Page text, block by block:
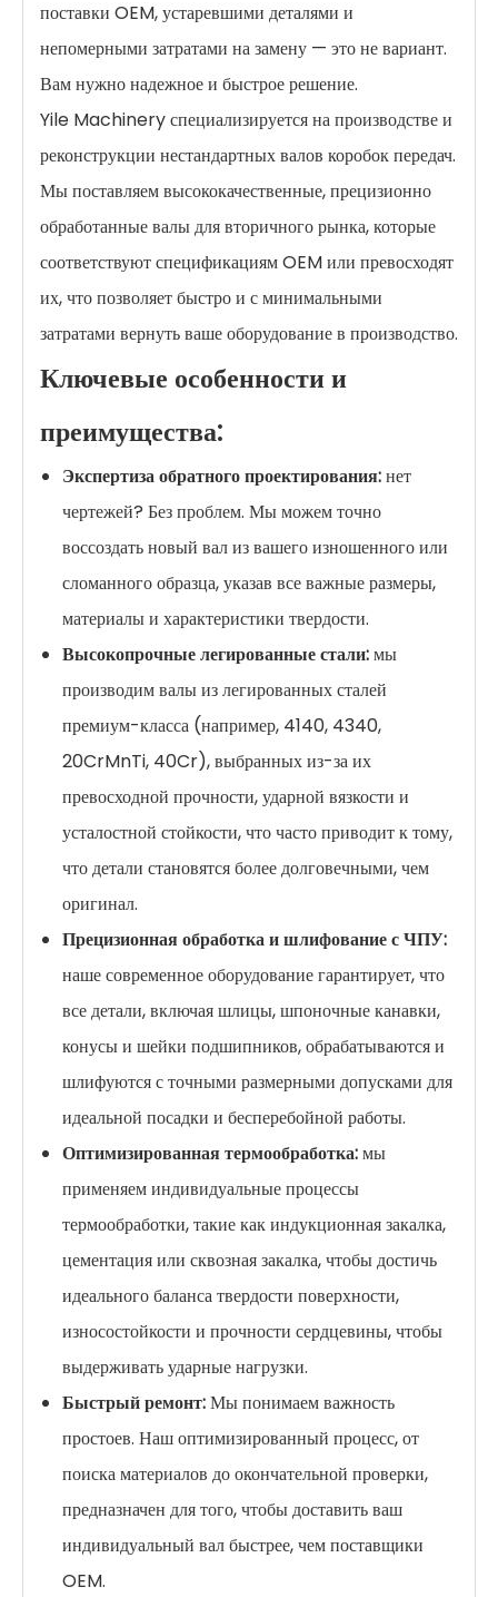
поставки OEM, устаревшими деталями и
непомерными затратами на замену — это не вариант.
Вам нужно надежное и быстрое решение.
Yile Machinery специализируется на производстве и
реконструкции нестандартных валов коробок передач.
Мы поставляем высококачественные, прецизионно
обработанные валы для вторичного рынка, которые
соответствуют спецификациям OEM или превосходят
их, что позволяет быстро и с минимальными
затратами вернуть ваше оборудование в производство.
Ключевые особенности и
преимущества:
Экспертиза обратного проектирования:нет
чертежей? Без проблем. Мы можем точно
воссоздать новый вал из вашего изношенного или
сломанного образца, указав все важные размеры,
материалы и характеристики твердости.
Высокопрочные легированные стали:мы
производим валы из легированных сталей
премиум-класса (например, 4140, 4340,
20CrMnTi, 40Cr), выбранных из-за их
превосходной прочности, ударной вязкости и
усталостной стойкости, что часто приводит к тому,
что детали становятся более долговечными, чем
оригинал.
Прецизионная обработка и шлифование с ЧПУ:
наше современное оборудование гарантирует, что
все детали, включая шлицы, шпоночные канавки,
конусы и шейки подшипников, обрабатываются и
шлифуются с точными размерными допусками для
идеальной посадки и бесперебойной работы.
Оптимизированная термообработка:мы
применяем индивидуальные процессы
термообработки, такие как индукционная закалка,
цементация или сквозная закалка, чтобы достичь
идеального баланса твердости поверхности,
износостойкости и прочности сердцевины, чтобы
выдерживать ударные нагрузки.
Быстрый ремонт:Мы понимаем важность
простоев. Наш оптимизированный процесс, от
поиска материалов до окончательной проверки,
предназначен для того, чтобы доставить ваш
индивидуальный вал быстрее, чем поставщики
OEM.